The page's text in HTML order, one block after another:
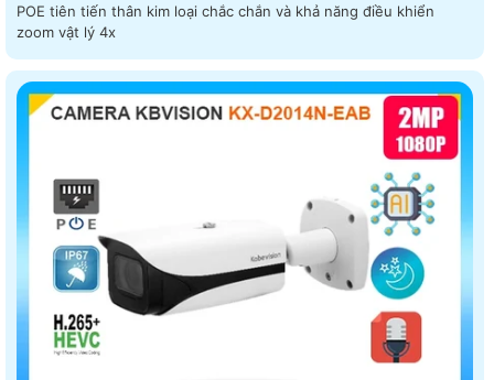
POE tiên tiến thân kim loại chắc chắn và khả năng điều khiển
zoom vật lý 4x